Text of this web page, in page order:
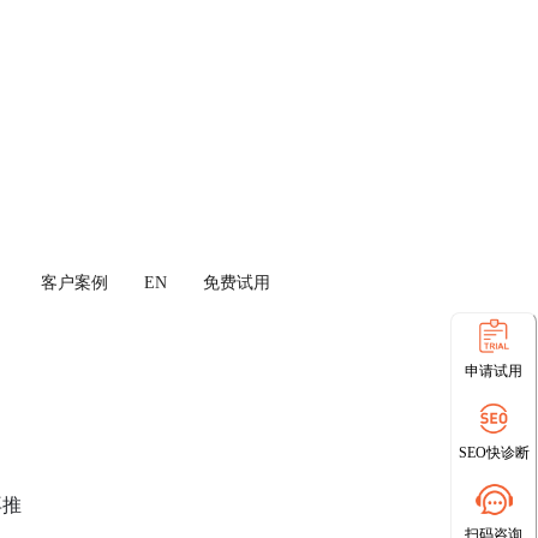
客户案例 EN 免费试用
申请试用
SEO快诊断
扫码咨询